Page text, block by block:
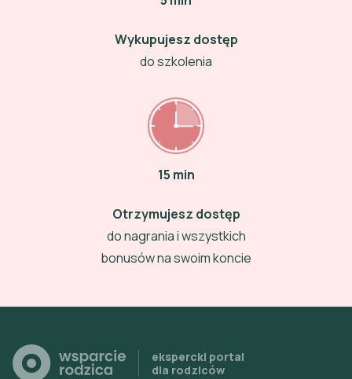
Wykupujesz dostęp
do szkolenia
15 min
Otrzymujesz dostęp
do nagrania i wszystkich
bonusów na swoim koncie
ekspercki portal
dla rodziców